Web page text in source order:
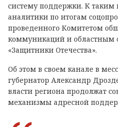
систему поддержки. К
аналитики по итогам
проведенного Комитетом
коммуникаций и областным
«Защитники Отечества».
Об этом в своем канале в
губернатор Александр
власти региона продолжат
механизмы адресной